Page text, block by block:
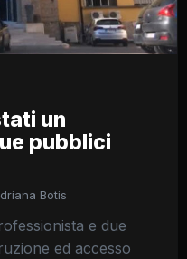
un
pubblici
Botis
e due
ed accesso